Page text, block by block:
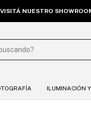
NUESTRO
ILUMINACIÓN